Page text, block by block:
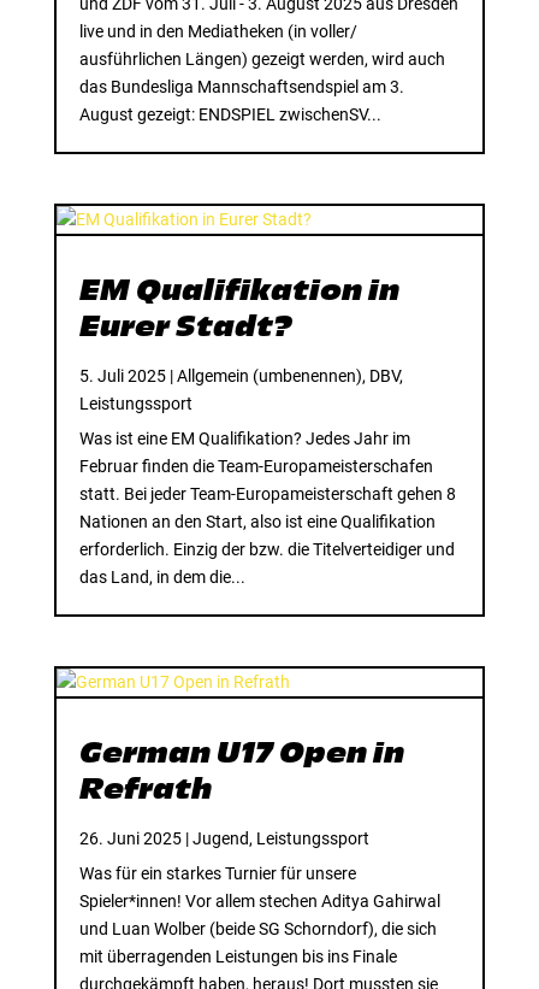
live und in den Mediatheken (in voller/
ausführlichen Längen) gezeigt werden, wird auch
das Bundesliga Mannschaftsendspiel am 3.
August gezeigt: ENDSPIEL zwischenSV...
EM Qualifikation in
Eurer Stadt?
5. Juli 2025|Allgemein (umbenennen), DBV,
Leistungssport
Was ist eine EM Qualifikation? Jedes Jahr im
Februar finden die Team-Europameisterschafen
statt. Bei jeder Team-Europameisterschaft gehen 8
Nationen an den Start, also ist eine Qualifikation
erforderlich. Einzig der bzw. die Titelverteidiger und
das Land, in dem die...
German U17 Open in
Refrath
26. Juni 2025|Jugend, Leistungssport
Was für ein starkes Turnier für unsere
Spieler*innen! Vor allem stechen Aditya Gahirwal
und Luan Wolber (beide SG Schorndorf), die sich
mit überragenden Leistungen bis ins Finale
durchgekämpft haben, heraus! Dort mussten sie